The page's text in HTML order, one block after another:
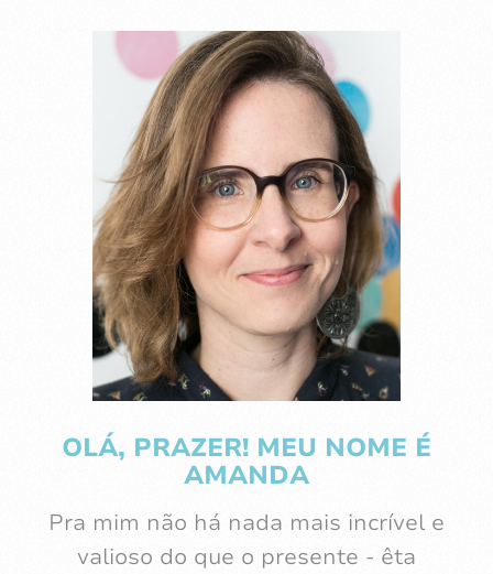
OLÁ, PRAZER! MEU NOME É
AMANDA
Pra mim não há nada mais incrível e
valioso do que o presente - êta
palavrinha cheia de simbolismo! - e as
minuto dele, intensamente, ao lado de
pessoas queridas. E foi exatamente isso
que me motivou a trabalhar com
produção de memória: poder retratar a